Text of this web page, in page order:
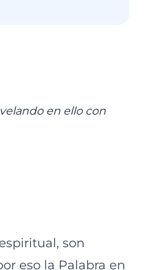
en ello con
son
eso la Palabra en